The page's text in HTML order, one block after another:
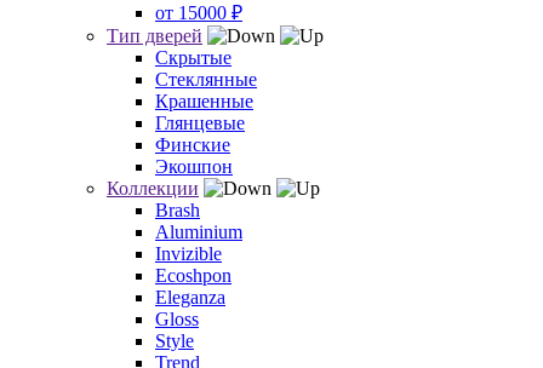
от 15000 ₽
Тип дверей
Скрытые
Стеклянные
Крашенные
Глянцевые
Финские
Экошпон
Коллекции
Brash
Aluminium
Invizible
Ecoshpon
Eleganza
Gloss
Style
Trend